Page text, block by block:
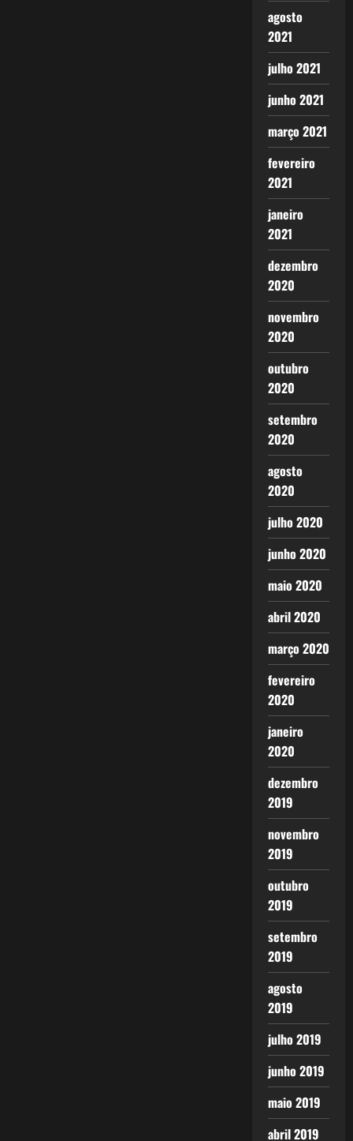
agosto
2021
julho 2021
junho 2021
março 2021
fevereiro
2021
janeiro
2021
dezembro
2020
novembro
2020
outubro
2020
setembro
2020
agosto
2020
julho 2020
junho 2020
maio 2020
abril 2020
março 2020
fevereiro
2020
janeiro
2020
dezembro
2019
novembro
2019
outubro
2019
setembro
2019
agosto
2019
julho 2019
junho 2019
maio 2019
abril 2019